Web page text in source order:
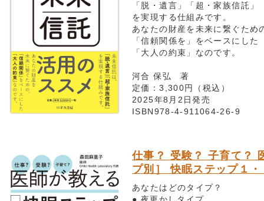
「脱・遺言」「超・家族信託」
を実現する仕組みです。
あなたの財産を未来に繋ぐため
「信頼関係を」をベースにした
「大人の約束」なのです。
河合 保弘 著
定価：3,300円（税込）
2025年8月2日発売
ISBN978-4-911064-26-9
仕事？ 受験？ 子育て？
プ別］ 快眠ステップ１・
あなたはどのタイプ？